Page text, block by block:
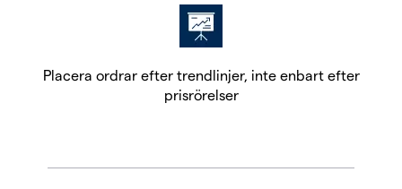
Placera ordrar efter trendlinjer, inte enbart efter
prisrörelser